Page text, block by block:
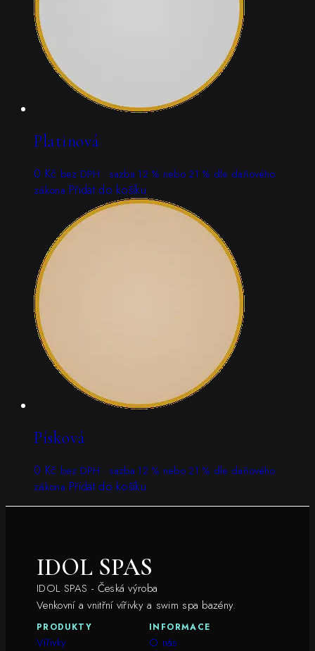
Platinová
0 Kč bez DPH · sazba 12 % nebo 21 % dle daňového
zákona Přidat do košíku
Písková
0 Kč bez DPH · sazba 12 % nebo 21 % dle daňového
zákona Přidat do košíku
IDOL SPAS
IDOL SPAS - Česká výroba
Venkovní a vnitřní vířivky a swim spa bazény.
PRODUKTY
Vířivky
INFORMACE
O nás